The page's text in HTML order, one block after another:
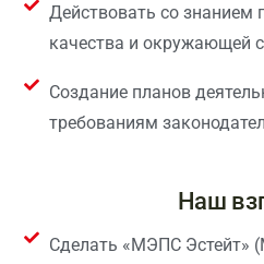
Наш
Сделать «МЭПС Эстейт»
Действовать со знанием
качества и окружающей
Создание планов
требованиям